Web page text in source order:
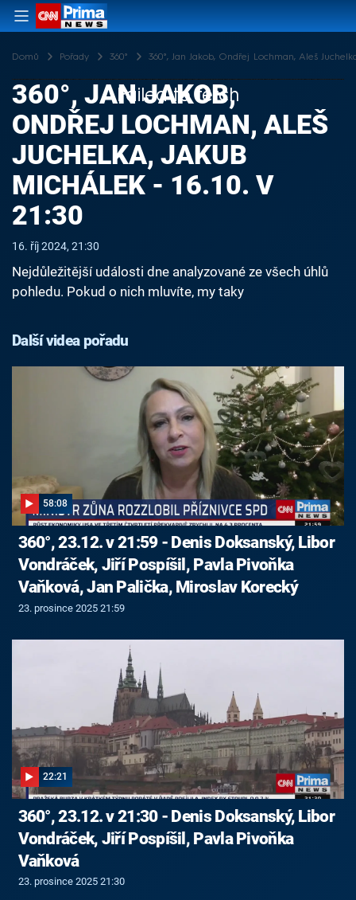
Domů Pořady 360° 360°, Jan Jakob, Ondřej Lochman, Aleš
Failed to fetch
360°, JAN JAKOB,
ONDŘEJ LOCHMAN, ALEŠ
JUCHELKA, JAKUB
MICHÁLEK - 16.10. V
21:30
16. říj 2024, 21:30
Nejdůležitější události dne analyzované ze všech úhlů
pohledu. Pokud o nich mluvíte, my taky
Další videa pořadu
58:08
360°, 23.12. v 21:59 - Denis Doksanský, Libor
Vondráček, Jiří Pospíšil, Pavla Pivoňka
Vaňková, Jan Palička, Miroslav Korecký
23. prosince 2025 21:59
22:21
360°, 23.12. v 21:30 - Denis Doksanský, Libor
Vondráček, Jiří Pospíšil, Pavla Pivoňka
Vaňková
23. prosince 2025 21:30